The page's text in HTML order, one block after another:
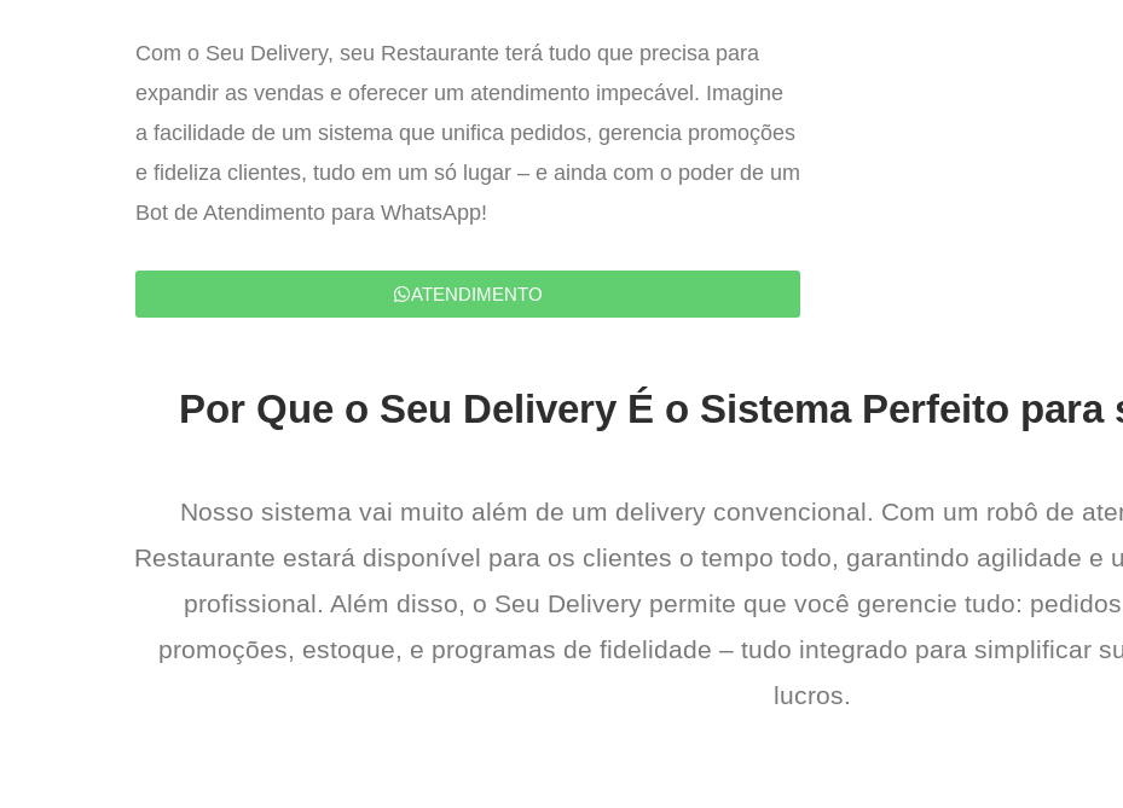
Com o Seu Delivery, seu Restaurante terá tudo que precisa para
expandir as vendas e oferecer um atendimento impecável. Imagine
a facilidade de um sistema que unifica pedidos, gerencia promoções
e fideliza clientes, tudo em um só lugar – e ainda com o poder de um
Bot de Atendimento para WhatsApp!
ATENDIMENTO
Por Que o Seu Delivery É o Sistema Perfeito para
Nosso sistema vai muito além de um delivery convencional. Com um robô de
Restaurante estará disponível para os clientes o tempo todo, garantindo agilidade e
profissional. Além disso, o Seu Delivery permite que você gerencie tudo:
promoções, estoque, e programas de fidelidade – tudo integrado para simplificar
lucros.